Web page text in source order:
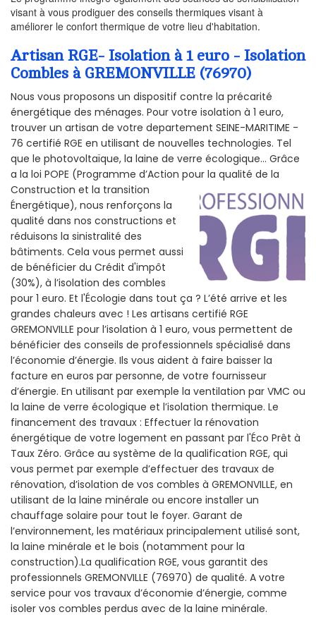
visant à vous prodiguer des conseils thermiques visant à
améliorer le confort thermique de votre lieu d'habitation.
Artisan RGE- Isolation à 1 euro - Isolation
Combles à GREMONVILLE (76970)
Nous vous proposons un dispositif contre la précarité
énergétique des ménages. Pour votre isolation à 1 euro,
trouver un artisan de votre departement SEINE-MARITIME -
76 certifié RGE en utilisant de nouvelles technologies. Tel
que le photovoltaïque, la laine de verre écologique... Grâce
a la loi POPE (Programme d’Action pour la qualité de la
Construction et la transition
Énergétique), nous renforçons la
qualité dans nos constructions et
réduisons la sinistralité des
bâtiments. Cela vous permet aussi
de bénéficier du Crédit d'impôt
(30%), à l’isolation des combles
pour 1 euro. Et l'Écologie dans tout ça ? L’été arrive et les
grandes chaleurs avec ! Les artisans certifié RGE
GREMONVILLE pour l’isolation à 1 euro, vous permettent de
bénéficier des conseils de professionnels spécialisé dans
l’économie d’énergie. Ils vous aident à faire baisser la
facture en euros par personne, de votre fournisseur
d’énergie. En utilisant par exemple la ventilation par VMC ou
la laine de verre écologique et l’isolation thermique. Le
financement des travaux : Effectuer la rénovation
énergétique de votre logement en passant par l'Éco Prêt à
Taux Zéro. Grâce au système de la qualification RGE, qui
vous permet par exemple d’effectuer des travaux de
rénovation, d’isolation de vos combles à GREMONVILLE, en
utilisant de la laine minérale ou encore installer un
chauffage solaire pour tout le foyer. Garant de
l’environnement, les matériaux principalement utilisé sont,
la laine minérale et le bois (notamment pour la
construction).La qualification RGE, vous garantit des
professionnels GREMONVILLE (76970) de qualité. A votre
service pour vos travaux d’économie d’énergie, comme
isoler vos combles perdus avec de la laine minérale.